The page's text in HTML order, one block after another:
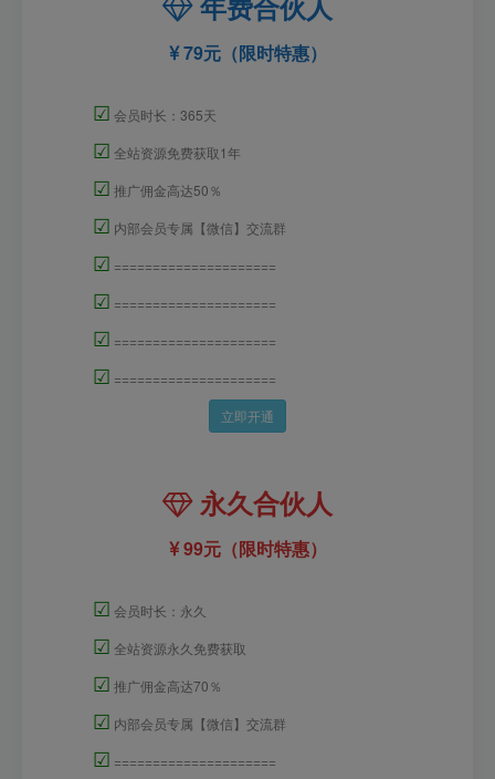
79元（限时特惠）
☑ 会员时长：365天
☑ 全站资源免费获取1年
☑ 推广佣金高达50％
☑ 内部会员专属【微信】交流群
☑ =====================
☑ =====================
☑ =====================
☑ =====================
立即开通
永久合伙人
99元（限时特惠）
☑ 会员时长：永久
☑ 全站资源永久免费获取
☑ 推广佣金高达70％
☑ 内部会员专属【微信】交流群
☑ =====================